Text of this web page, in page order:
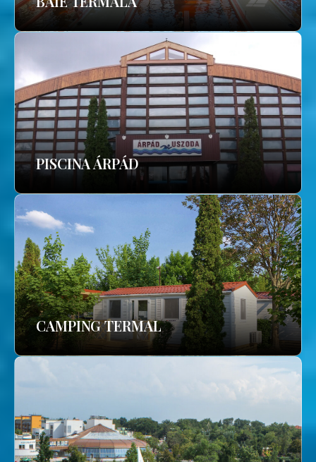
PISCINA ÁRPÁD
CAMPING TERMAL